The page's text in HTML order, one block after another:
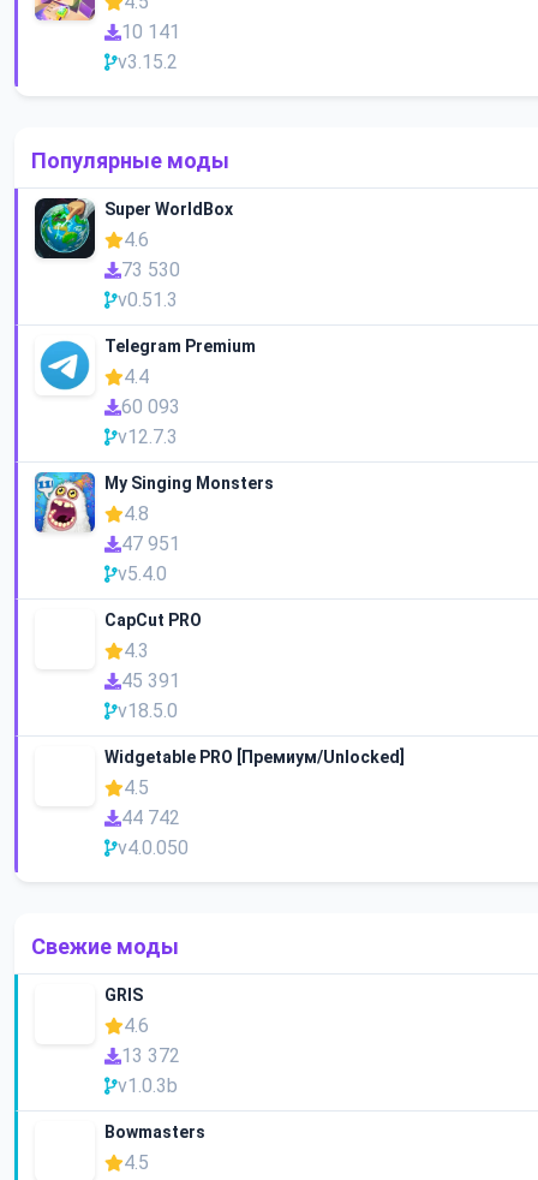
10 141
v3.15.2
Популярные моды
Super WorldBox
4.6
73 530
v0.51.3
Telegram Premium
4.4
60 093
v12.7.3
My Singing Monsters
4.8
47 951
v5.4.0
CapCut PRO
4.3
45 391
v18.5.0
Widgetable PRO [Премиум/Unlocked]
4.5
44 742
v4.0.050
Свежие моды
GRIS
4.6
13 372
v1.0.3b
Bowmasters
4.5